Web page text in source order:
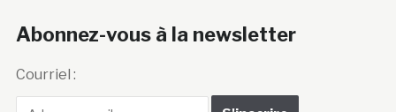
Abonnez-vous à la newsletter
Courriel :